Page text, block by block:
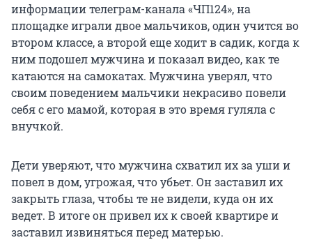
информации телеграм-канала «ЧП124», на
площадке играли двое мальчиков, один учится во
втором классе, а второй еще ходит в садик, когда к
ним подошел мужчина и показал видео, как те
катаются на самокатах. Мужчина уверял, что
своим поведением мальчики некрасиво повели
себя с его мамой, которая в это время гуляла с
внучкой.
Дети уверяют, что мужчина схватил их за уши и
повел в дом, угрожая, что убьет. Он заставил их
закрыть глаза, чтобы те не видели, куда он их
ведет. В итоге он привел их к своей квартире и
заставил извиняться перед матерью.